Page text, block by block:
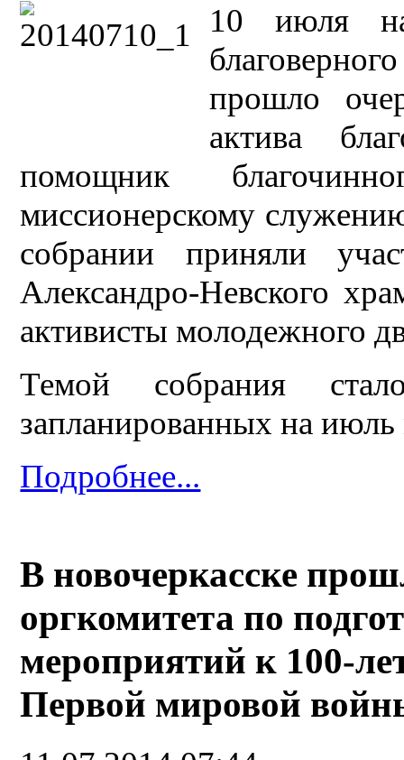
10 июля на
прошло
актива
помощник
миссионерскому
собрании приняли
Александро-Невского
активисты молодежного
Темой собрания
запланированных на июль
Подробнее...
В новочеркасске
оргкомитета по
мероприятий к 100-
Первой мировой